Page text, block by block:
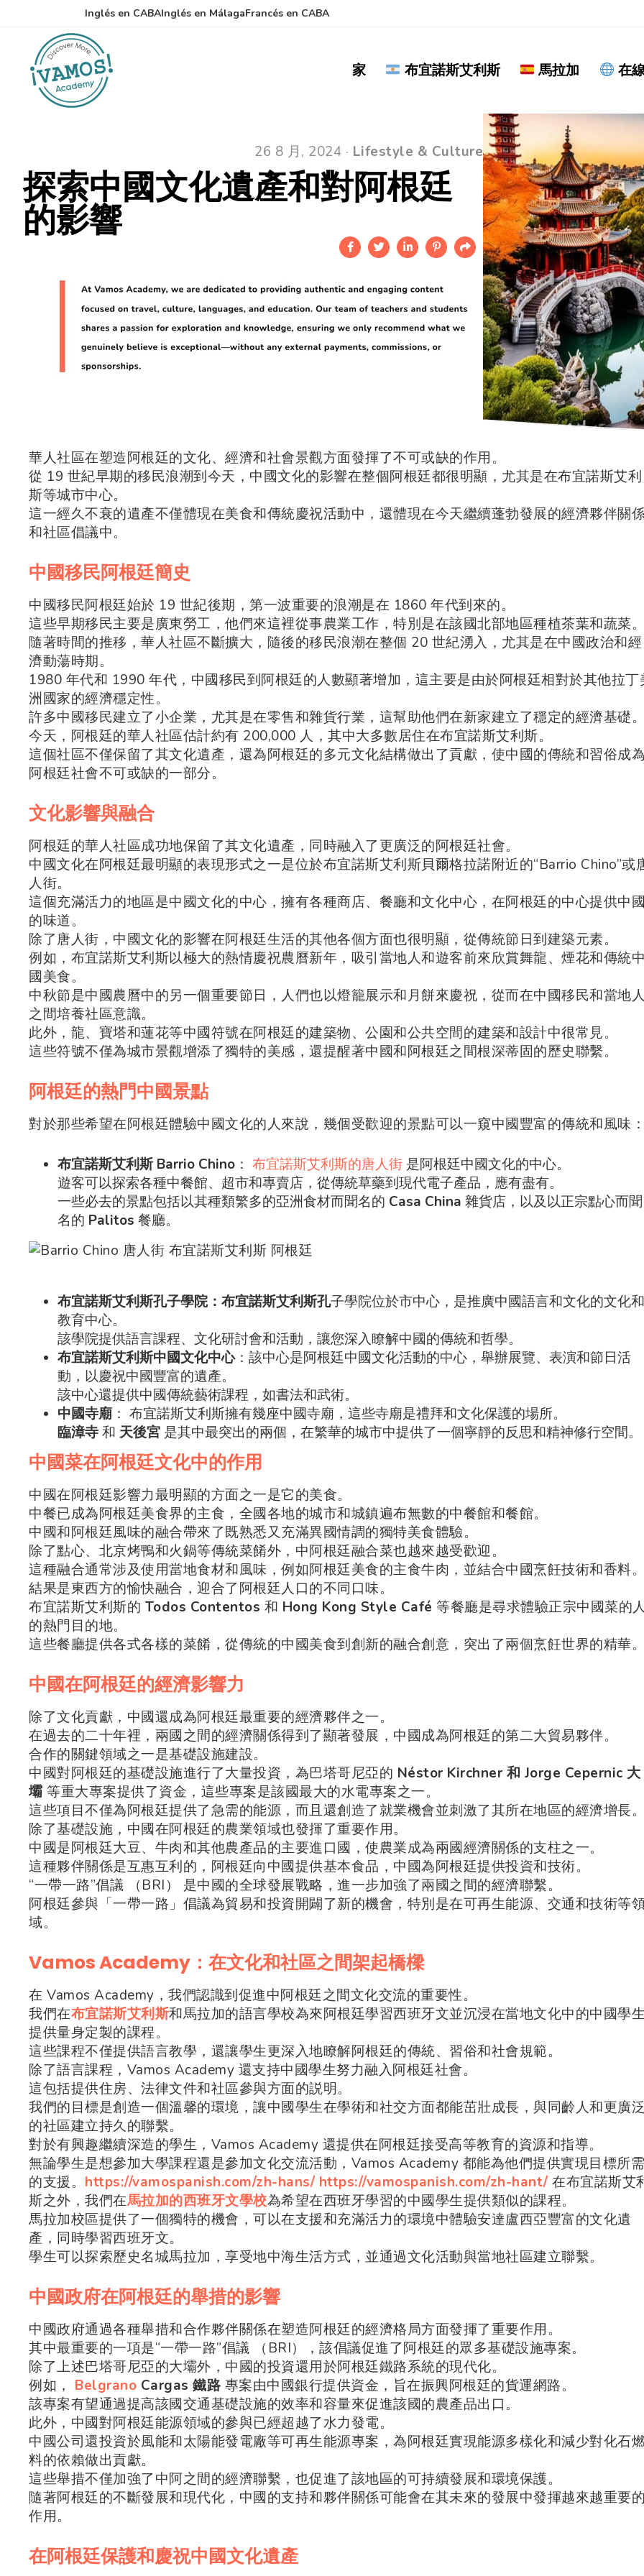
Inglés en CABAInglés en MálagaFrancés en CABA
家 布宜諾斯艾利斯 馬拉加 在
26 8 月, 2024 · Lifestyle & Culture
探索中國文化遺產和對阿根廷
的影響
華人社區在塑造阿根廷的文化、經濟和社會景觀方面發揮了不可或缺的作用。
從 19 世紀早期的移民浪潮到今天，中國文化的影響在整個阿根廷都很明顯，尤其是在布宜諾斯艾利
斯等城市中心。
這一經久不衰的遺產不僅體現在美食和傳統慶祝活動中，還體現在今天繼續蓬勃發展的經濟夥伴關
和社區倡議中。
中國移民阿根廷簡史
中國移民阿根廷始於 19 世紀後期，第一波重要的浪潮是在 1860 年代到來的。
這些早期移民主要是廣東勞工，他們來這裡從事農業工作，特別是在該國北部地區種植茶葉和蔬菜。
隨著時間的推移，華人社區不斷擴大，隨後的移民浪潮在整個 20 世紀湧入，尤其是在中國政治和經
濟動蕩時期。
1980 年代和 1990 年代，中國移民到阿根廷的人數顯著增加，這主要是由於阿根廷相對於其他拉丁
洲國家的經濟穩定性。
許多中國移民建立了小企業，尤其是在零售和雜貨行業，這幫助他們在新家建立了穩定的經濟基礎。
今天，阿根廷的華人社區估計約有 200,000 人，其中大多數居住在布宜諾斯艾利斯。
這個社區不僅保留了其文化遺產，還為阿根廷的多元文化結構做出了貢獻，使中國的傳統和習俗成為
阿根廷社會不可或缺的一部分。
文化影響與融合
阿根廷的華人社區成功地保留了其文化遺產，同時融入了更廣泛的阿根廷社會。
中國文化在阿根廷最明顯的表現形式之一是位於布宜諾斯艾利斯貝爾格拉諾附近的“Barrio Chino”或
人街。
這個充滿活力的地區是中國文化的中心，擁有各種商店、餐廳和文化中心，在阿根廷的中心提供中國
的味道。
除了唐人街，中國文化的影響在阿根廷生活的其他各個方面也很明顯，從傳統節日到建築元素。
例如，布宜諾斯艾利斯以極大的熱情慶祝農曆新年，吸引當地人和遊客前來欣賞舞龍、煙花和傳統中
國美食。
中秋節是中國農曆中的另一個重要節日，人們也以燈籠展示和月餅來慶祝，從而在中國移民和當地人
之間培養社區意識。
此外，龍、寶塔和蓮花等中國符號在阿根廷的建築物、公園和公共空間的建築和設計中很常見。
這些符號不僅為城市景觀增添了獨特的美感，還提醒著中國和阿根廷之間根深蒂固的歷史聯繫。
阿根廷的熱門中國景點
對於那些希望在阿根廷體驗中國文化的人來說，幾個受歡迎的景點可以一窺中國豐富的傳統和風味：
布宜諾斯艾利斯 Barrio Chino ： 布宜諾斯艾利斯的唐人街 是阿根廷中國文化的中心。
遊客可以探索各種中餐館、超市和專賣店，從傳統草藥到現代電子產品，應有盡有。
一些必去的景點包括以其種類繁多的亞洲食材而聞名的 Casa China 雜貨店，以及以正宗點心而聞
名的 Palitos 餐廳。
布宜諾斯艾利斯孔子學院：布宜諾斯艾利斯孔子學院位於市中心，是推廣中國語言和文化的文化和
教育中心。
該學院提供語言課程、文化研討會和活動，讓您深入瞭解中國的傳統和哲學。
布宜諾斯艾利斯中國文化中心：該中心是阿根廷中國文化活動的中心，舉辦展覽、表演和節日活
動，以慶祝中國豐富的遺產。
該中心還提供中國傳統藝術課程，如書法和武術。
中國寺廟 ： 布宜諾斯艾利斯擁有幾座中國寺廟，這些寺廟是禮拜和文化保護的場所。
臨漳寺和 天後宮 是其中最突出的兩個，在繁華的城市中提供了一個寧靜的反思和精神修行空間。
中國菜在阿根廷文化中的作用
中國在阿根廷影響力最明顯的方面之一是它的美食。
中餐已成為阿根廷美食界的主食，全國各地的城市和城鎮遍布無數的中餐館和餐館。
中國和阿根廷風味的融合帶來了既熟悉又充滿異國情調的獨特美食體驗。
除了點心、北京烤鴨和火鍋等傳統菜餚外，中阿根廷融合菜也越來越受歡迎。
這種融合通常涉及使用當地食材和風味，例如阿根廷美食的主食牛肉，並結合中國烹飪技術和香料。
結果是東西方的愉快融合，迎合了阿根廷人口的不同口味。
布宜諾斯艾利斯的 Todos Contentos 和 Hong Kong Style Café 等餐廳是尋求體驗正宗中國菜的
的熱門目的地。
這些餐廳提供各式各樣的菜餚，從傳統的中國美食到創新的融合創意，突出了兩個烹飪世界的精華。
中國在阿根廷的經濟影響力
除了文化貢獻，中國還成為阿根廷最重要的經濟夥伴之一。
在過去的二十年裡，兩國之間的經濟關係得到了顯著發展，中國成為阿根廷的第二大貿易夥伴。
合作的關鍵領域之一是基礎設施建設。
中國對阿根廷的基礎設施進行了大量投資，為巴塔哥尼亞的 Néstor Kirchner 和 Jorge Cepernic 大
壩 等重大專案提供了資金，這些專案是該國最大的水電專案之一。
這些項目不僅為阿根廷提供了急需的能源，而且還創造了就業機會並刺激了其所在地區的經濟增長。
除了基礎設施，中國在阿根廷的農業領域也發揮了重要作用。
中國是阿根廷大豆、牛肉和其他農產品的主要進口國，使農業成為兩國經濟關係的支柱之一。
這種夥伴關係是互惠互利的，阿根廷向中國提供基本食品，中國為阿根廷提供投資和技術。
“一帶一路”倡議 （BRI） 是中國的全球發展戰略，進一步加強了兩國之間的經濟聯繫。
阿根廷參與「一帶一路」倡議為貿易和投資開闢了新的機會，特別是在可再生能源、交通和技術等
域。
Vamos Academy：在文化和社區之間架起橋樑
在 Vamos Academy，我們認識到促進中阿根廷之間文化交流的重要性。
我們在布宜諾斯艾利斯和馬拉加的語言學校為來阿根廷學習西班牙文並沉浸在當地文化中的中國學
提供量身定製的課程。
這些課程不僅提供語言教學，還讓學生更深入地瞭解阿根廷的傳統、習俗和社會規範。
除了語言課程，Vamos Academy 還支持中國學生努力融入阿根廷社會。
這包括提供住房、法律文件和社區參與方面的説明。
我們的目標是創造一個溫馨的環境，讓中國學生在學術和社交方面都能茁壯成長，與同齡人和更廣泛
的社區建立持久的聯繫。
對於有興趣繼續深造的學生，Vamos Academy 還提供在阿根廷接受高等教育的資源和指導。
無論學生是想參加大學課程還是參加文化交流活動，Vamos Academy 都能為他們提供實現目標所需
的支援。 https://vamospanish.com/zh-hans/ https://vamospanish.com/zh-hant/ 在布宜諾斯艾
斯之外，我們在馬拉加的西班牙文學校為希望在西班牙學習的中國學生提供類似的課程。
馬拉加校區提供了一個獨特的機會，可以在支援和充滿活力的環境中體驗安達盧西亞豐富的文化遺
產，同時學習西班牙文。
學生可以探索歷史名城馬拉加，享受地中海生活方式，並通過文化活動與當地社區建立聯繫。
中國政府在阿根廷的舉措的影響
中國政府通過各種舉措和合作夥伴關係在塑造阿根廷的經濟格局方面發揮了重要作用。
其中最重要的一項是“一帶一路”倡議 （BRI），該倡議促進了阿根廷的眾多基礎設施專案。
除了上述巴塔哥尼亞的大壩外，中國的投資還用於阿根廷鐵路系統的現代化。
例如， Belgrano Cargas 鐵路 專案由中國銀行提供資金，旨在振興阿根廷的貨運網路。
該專案有望通過提高該國交通基礎設施的效率和容量來促進該國的農產品出口。
此外，中國對阿根廷能源領域的參與已經超越了水力發電。
中國公司還投資於風能和太陽能發電廠等可再生能源專案，為阿根廷實現能源多樣化和減少對化石
料的依賴做出貢獻。
這些舉措不僅加強了中阿之間的經濟聯繫，也促進了該地區的可持續發展和環境保護。
隨著阿根廷的不斷發展和現代化，中國的支持和夥伴關係可能會在其未來的發展中發揮越來越重要的
作用。
在阿根廷保護和慶祝中國文化遺產